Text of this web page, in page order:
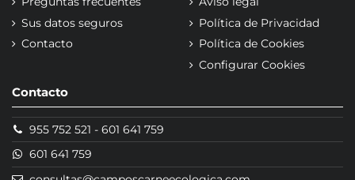
Sus datos seguros
Contacto
Política de Privacidad
Política de Cookies
Configurar Cookies
Contacto
955 752 521 -601 641 759
601 641 759